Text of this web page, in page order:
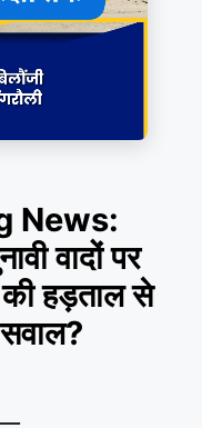
News:
वादों पर
की हड़ताल से